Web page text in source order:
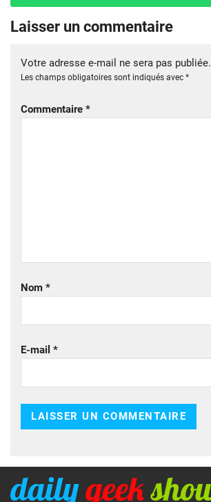
Laisser un commentaire
Votre adresse e-mail ne sera pas publiée.
Les champs obligatoires sont indiqués avec *
Commentaire *
Nom *
E-mail *